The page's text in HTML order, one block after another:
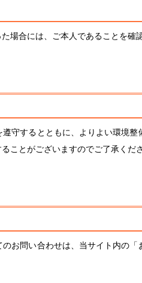
場合には、ご本人であることを確
守するとともに、よりよい環境
ことがございますのでご了承くださ
お問い合わせは、当サイト内の